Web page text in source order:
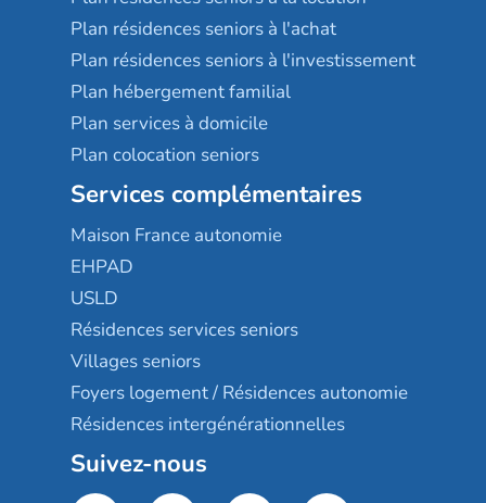
Plan résidences seniors à l'achat
Plan résidences seniors à l'investissement
Plan hébergement familial
Plan services à domicile
Plan colocation seniors
Services complémentaires
Maison France autonomie
EHPAD
USLD
Résidences services seniors
Villages seniors
Foyers logement / Résidences autonomie
Résidences intergénérationnelles
Suivez-nous